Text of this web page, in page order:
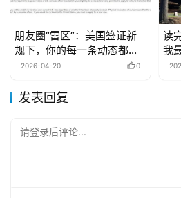
朋友圈“雷区”：美国签证新
规下，你的每一条动态都可
能成为“呈堂证供”
2026-04-20 0
读
我
发表回复
请登录后评论...